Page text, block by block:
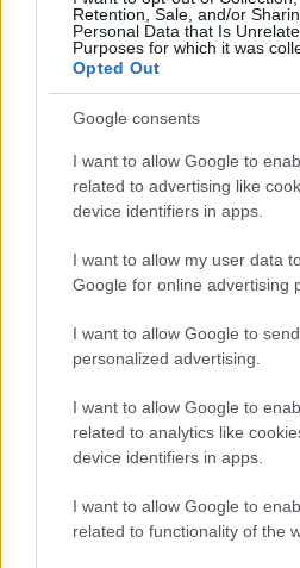
Retention, Sale, and/or
Personal Data that Is
Purposes for which it was
Opted Out
Google consents
I want to allow Google to
related to advertising like
device identifiers in apps.
I want to allow my user data
Google for online advertising
I want to allow Google to
personalized advertising.
I want to allow Google to
related to analytics like
device identifiers in apps.
I want to allow Google to
related to functionality of the
kiszolgáltatott helyzetekbe
hagyta annyiban a vele
visszaéléseket, de…
Boros Ilona • 2016. július 13.